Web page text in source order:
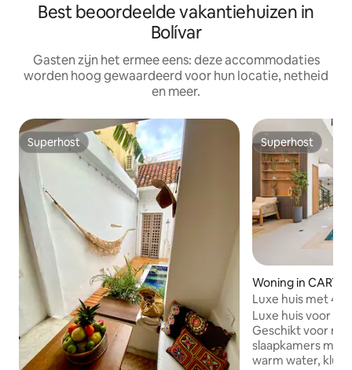
Best beoordeelde vakantiehuizen in
Bolívar
Gasten zijn het ermee eens: deze accommodaties
worden hoog gewaardeerd voor hun locatie, netheid
en meer.
Superhost
Superhost Superhost
Superhost
Woning in
Luxe huis met 4
dakterras en
Luxe huis voor
Geschikt voor
slaapkamers met
warm water, kluis Tv